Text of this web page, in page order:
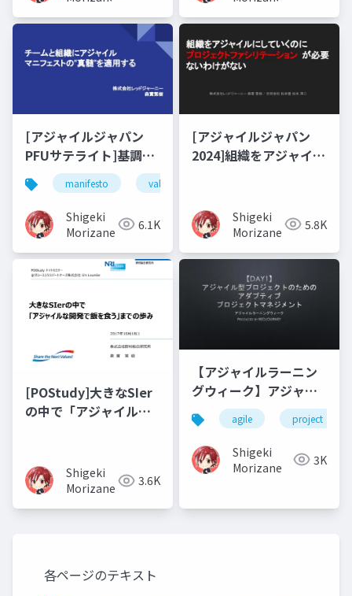
[アジャイルジャパン
PFUサテライト]基調講
演
manifesto value
Shigeki
Morizane
6.1K
[アジャイルジャパン
2024]組織をアジャイル
ョンが必要ないわけが
ない
Shigeki
Morizane
5.8K
[POStudy]大きなSIer
の中で「アジャイルな
Shigeki
Morizane
3.6K
【アジャイルラーニン
グウィーク】アジャイ
ル型プロジェクトのた
めのアダプティブプロ
ジェクトマネジメント
agile project
Shigeki
Morizane
3K
各ページのテキスト